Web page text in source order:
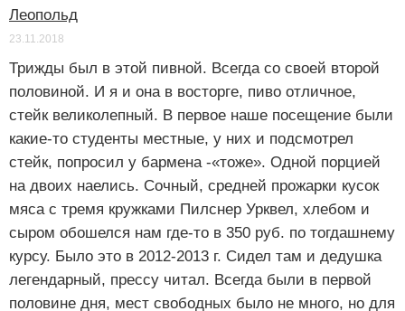
Леопольд
23.11.2018
Трижды был в этой пивной. Всегда со своей второй
половиной. И я и она в восторге, пиво отличное,
стейк великолепный. В первое наше посещение были
какие-то студенты местные, у них и подсмотрел
стейк, попросил у бармена -«тоже». Одной порцией
на двоих наелись. Сочный, средней прожарки кусок
мяса с тремя кружками Пилснер Урквел, хлебом и
сыром обошелся нам где-то в 350 руб. по тогдашнему
курсу. Было это в 2012-2013 г. Сидел там и дедушка
легендарный, прессу читал. Всегда были в первой
половине дня, мест свободных было не много, но для